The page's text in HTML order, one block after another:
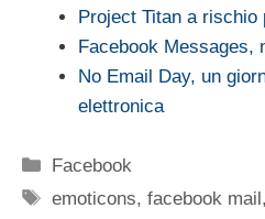
Project Titan a rischio
Facebook Messages,
No Email Day, un
elettronica
Categorie
Facebook
Tag
emoticons,facebook mail,